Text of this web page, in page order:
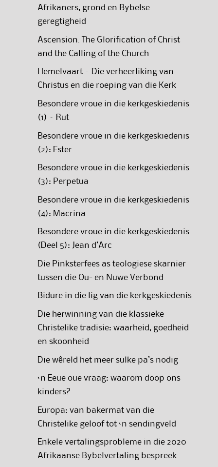
Afrikaners, grond en Bybelse
geregtigheid
Ascension. The Glorification of Christ
and the Calling of the Church
Hemelvaart – Die verheerliking van
Christus en die roeping van die Kerk
Besondere vroue in die kerkgeskiedenis
(1) – Rut
Besondere vroue in die kerkgeskiedenis
(2): Ester
Besondere vroue in die kerkgeskiedenis
(3): Perpetua
Besondere vroue in die kerkgeskiedenis
(4): Macrina
Besondere vroue in die kerkgeskiedenis
(Deel 5): Jean d’Arc
Die Pinksterfees as teologiese skarnier
tussen die Ou- en Nuwe Verbond
Bidure in die lig van die kerkgeskiedenis
Die herwinning van die klassieke
Christelike tradisie: waarheid, goedheid
en skoonheid
Die wêreld het meer sulke pa’s nodig
‘n Eeue oue vraag: waarom doop ons
kinders?
Europa: van bakermat van die
Christelike geloof tot ‘n sendingveld
Enkele vertalingsprobleme in die 2020
Afrikaanse Bybelvertaling bespreek